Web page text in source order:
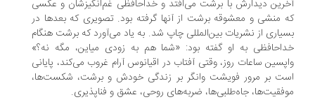
دیدارش با برشت می‌افتد و خداحافظی غم‌انگیزشان و عکسی
منشی و معشوقه برشت از آنها گرفته بود. تصویری که بعدها در
از نشریات بین‌المللی چاپ شد. به یاد می‌آورد که برشت هنگام
به او گفته بود: «شما هم به زودی میاین، مگه نه؟»
ساعات روز، وقتی آفتاب در اقیانوس آرام غروب می‌کند، پایانی
بر مرور فویشت وانگر بر زندگی خودش و برشت، شکست‌ها،
جاه‌طلبی‌ها، ضربه‌های روحی، عشق و فناپذیری.